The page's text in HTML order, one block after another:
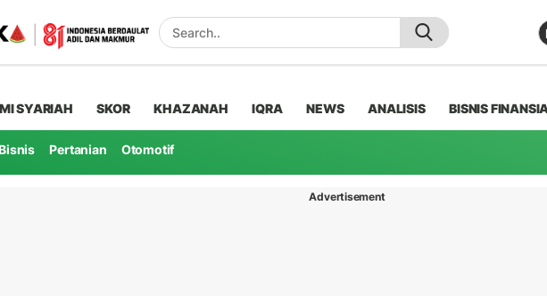
SYARIAH SKOR KHAZANAH IQRA NEWS ANALISIS BISNIS
Bisnis Pertanian Otomotif
Advertisement